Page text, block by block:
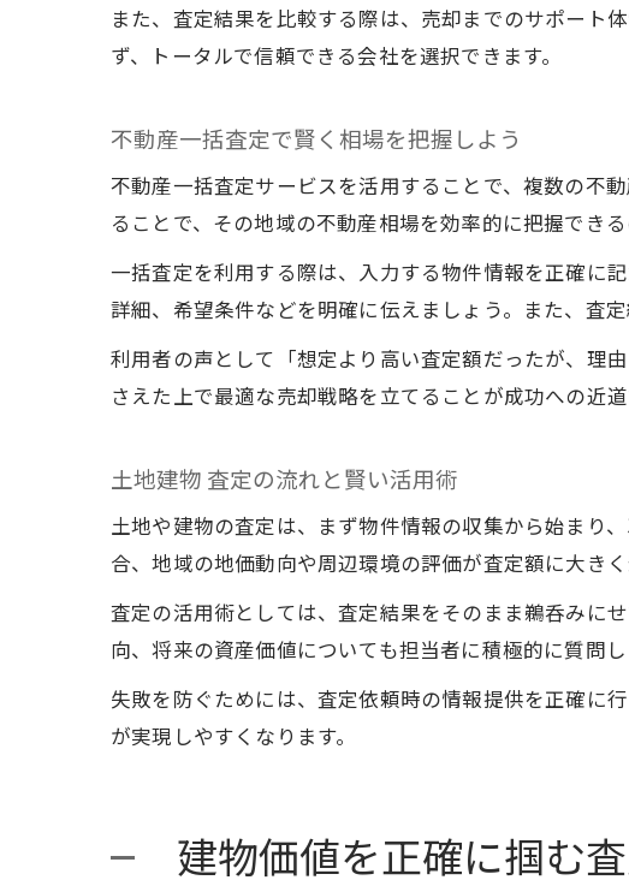
机
また、査定結果を比較する際は、売却までのサポート
ず、トータルで信頼できる会社を選択できます。
不動産一括査定で賢く相場を把握しよう
不動産一括査定サービスを活用することで、複数の不
ることで、その地域の不動産相場を効率的に把握できる
一括査定を利用する際は、入力する物件情報を正確に
詳細、希望条件などを明確に伝えましょう。また、査
利用者の声として「想定より高い査定額だったが、理
さえた上で最適な売却戦略を立てることが成功への近道
土地建物 査定の流れと賢い活用術
土地や建物の査定は、まず物件情報の収集から始まり
合、地域の地価動向や周辺環境の評価が査定額に大きく
査定の活用術としては、査定結果をそのまま鵜呑みに
向、将来の資産価値についても担当者に積極的に質問し
失敗を防ぐためには、査定依頼時の情報提供を正確に
が実現しやすくなります。
建物価値を正確に掴む